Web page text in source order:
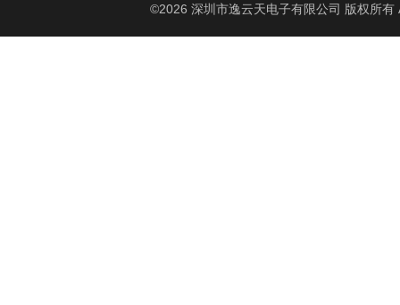
©2026 深圳市逸云天电子有限公司 版权所有